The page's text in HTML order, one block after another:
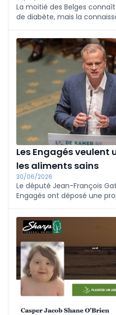
La moitié des Belges
de diabète, mais la
l’Association du Diabète
sensibilisation « 24-7
Les Engagés veulent
les aliments sains
30/06/2026
Le député Jean-François
Engagés ont déposé une
alimentation plus saine.